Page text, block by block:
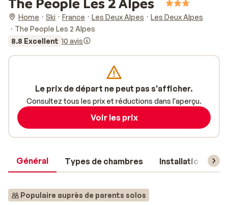
Home Ski France Les Deux Alpes
Les Deux Alpes
The People Les 2 Alpes
8.8 Excellent 10 avis
Général Types de chambres Installations
Populaire auprès de parents solos
Le prix de départ ne peut pas s'afficher.
Consultez tous les prix et réductions dans l'aperçu.
Voir les prix